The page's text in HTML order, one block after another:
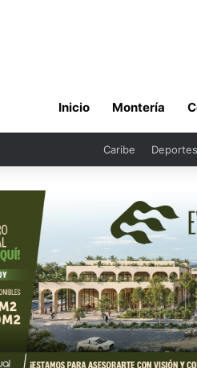
Inicio Montería
Caribe Deportes